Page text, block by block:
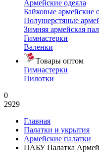
Армейские одеяла
Байковые армейские
Полушерстяные
Зимняя армейская
Гимнастерки
Валенки
Товары оптом
Гимнастерки
Пилотки
0
2929
Главная
Палатки и укрытия
Армейские палатки
ПАБУ Палатка